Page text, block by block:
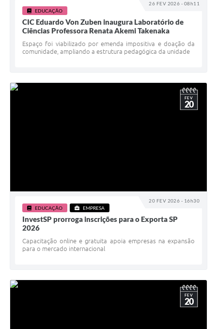
26 FEV 2026 - 08h11
EDUCAÇÃO
CIC Eduardo Von Zuben inaugura Laboratório de
Ciências Professora Renata Akemi Takenaka
Espaço foi viabilizado por emenda impositiva e doação da
comunidade, ampliando a estrutura pedagógica da unidade
20 FEV 2026 - 16h30
FEV
20
EDUCAÇÃO EMPRESA
InvestSP prorroga inscrições para o Exporta SP
2026
Capacitação online e gratuita apoia empresas na expansão
para o mercado internacional
FEV
20